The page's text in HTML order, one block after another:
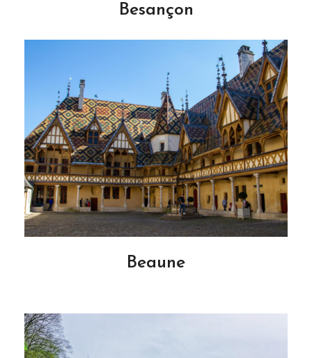
Besançon
Beaune